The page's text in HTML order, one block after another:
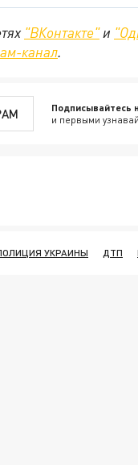
"ВКонтакте"и
канал.
Подписывайтесь
и первыми
УКРАИНЫ ДТП